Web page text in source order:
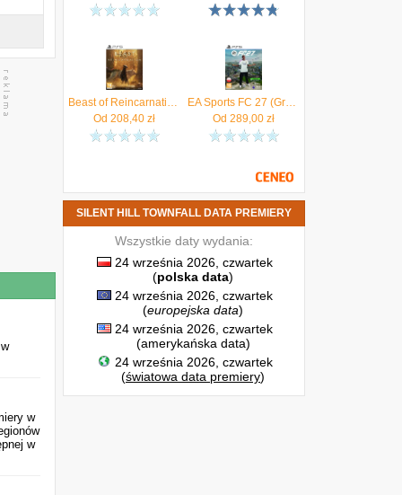
w
w
Beast of Reincarnation (Gra PS5)
Od 208,40 zł
EA Sports FC 27 (Gra PS5)
Od 289,00 zł
SILENT HILL TOWNFALL DATA PREMIERY
Wszystkie daty wydania:
24 września 2026, czwartek
(polska data)
24 września 2026, czwartek
(europejska data)
24 września 2026, czwartek
(amerykańska data)
24 września 2026, czwartek
(światowa data premiery)